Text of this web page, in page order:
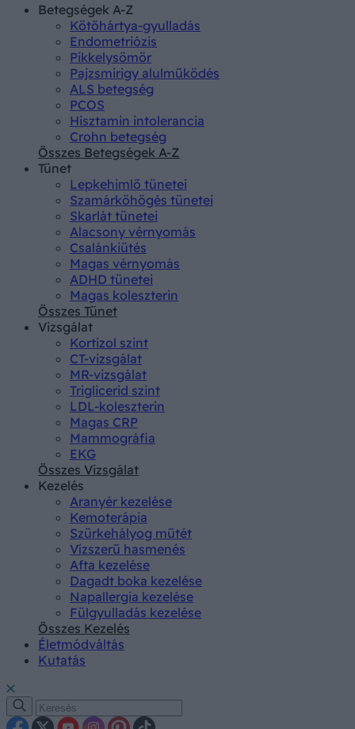
Betegségek A-Z
Kötőhártya-gyulladás
Endometriózis
Pikkelysömör
Pajzsmirigy alulműködés
ALS betegség
PCOS
Hisztamin intolerancia
Crohn betegség
Összes Betegségek A-Z
Tünet
Lepkehimlő tünetei
Szamárköhögés tünetei
Skarlát tünetei
Alacsony vérnyomás
Csalánkiütés
Magas vérnyomás
ADHD tünetei
Magas koleszterin
Összes Tünet
Vizsgálat
Kortizol szint
CT-vizsgálat
MR-vizsgálat
Triglicerid szint
LDL-koleszterin
Magas CRP
Mammográfia
EKG
Összes Vizsgálat
Kezelés
Aranyér kezelése
Kemoterápia
Szürkehályog műtét
Vízszerű hasmenés
Afta kezelése
Dagadt boka kezelése
Napallergia kezelése
Fülgyulladás kezelése
Összes Kezelés
Életmódváltás
Kutatás